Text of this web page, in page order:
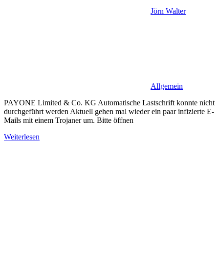
Jörn Walter
Allgemein
PAYONE Limited & Co. KG Automatische Lastschrift konnte nicht
durchgeführt werden Aktuell gehen mal wieder ein paar infizierte E-
Mails mit einem Trojaner um. Bitte öffnen
Weiterlesen